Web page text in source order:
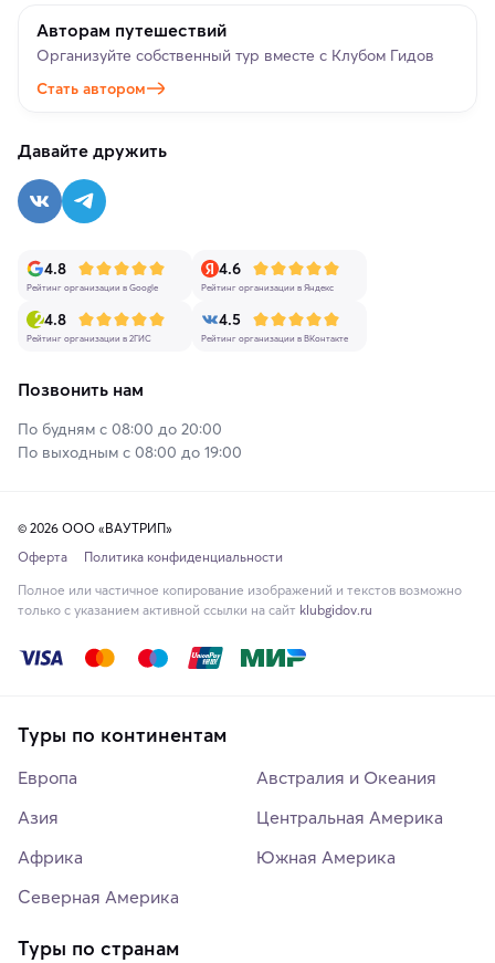
Авторам путешествий
Организуйте собственный тур вместе с Клубом Гидов
Стать автором
Давайте дружить
4.8
Рейтинг организации в Google
4.6
Рейтинг организации в Яндекс
4.8
Рейтинг организации в 2ГИС
4.5
Рейтинг организации в ВКонтакте
Позвонить нам
По будням с 08:00 до 20:00
По выходным с 08:00 до 19:00
© 2026 ООО «ВАУТРИП»
Оферта
Политика конфиденциальности
Полное или частичное копирование изображений и текстов возможно
только с указанием активной ссылки на сайт klubgidov.ru
Туры по континентам
Европа
Азия
Африка
Северная Америка
Австралия и Океания
Центральная Америка
Южная Америка
Туры по странам